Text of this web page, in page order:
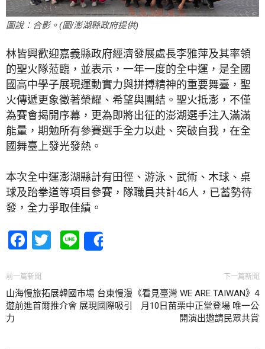
圖說：合影。(圖/澎湖縣政府提供)
林皆興歡迎嘉義縣政府經濟發展處長李雅萍及其率領
的聖火隊蒞臨，並表示，一年一度的全中運，是全國
國高中學子展現運動實力與拼搏精神的重要舞臺，聖
火傳遞更象徵著榮耀、希望與團結。聖火抵澎，不僅
為賽會揭開序幕，更為即將出征的澎湖選手注入滿滿
能量，期勉所有參賽選手全力以赴、突破自我，在全
國舞臺上發光發熱。
本次全中運澎湖縣計有田徑、游泳、武術、木球、桌
球及跆拳道等項目參賽，隊職員共計46人，已蓄勢待
發，全力爭取佳績。
Facebook
Twitter
Line
前一篇新聞
山海慢旅拓展韓國市場 台東慢漫
遊前進首爾推介會 展現國際吸引
力
下一篇新聞
《看見臺灣 WE ARE TAIWAN》4
月10日苗栗中正堂登場 唯一公
開演出邀請民眾共賞